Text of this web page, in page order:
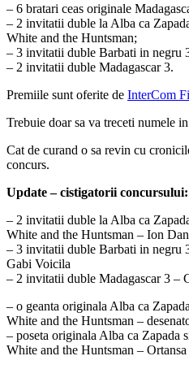
– 6 bratari ceas originale
– 2 invitatii duble la Alba ca
White and the Huntsman;
– 3 invitatii duble Barbati in negru
– 2 invitatii duble Madagascar 3.
Premiile sunt oferite de InterCom
Trebuie doar sa va treceti numele
Cat de curand o sa revin cu
concurs.
Update – cistigatorii concursului:
– 2 invitatii duble la Alba ca
White and the Huntsman – Ion
– 3 invitatii duble Barbati in negru
Gabi Voicila
– 2 invitatii duble Madagascar 3 –
– o geanta originala Alba ca
White and the Huntsman –
– poseta originala Alba ca Zapada
White and the Huntsman – Ortansa